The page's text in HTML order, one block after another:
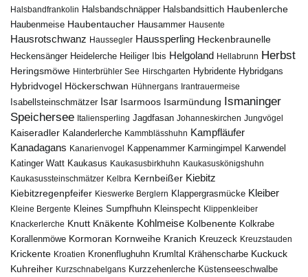
Halsbandfrankolin Halsbandschnäpper Halsbandsittich Haubenlerche
Haubenmeise Haubentaucher Hausammer Hausente
Hausrotschwanz Haussegler Haussperling Heckenbraunelle
Heckensänger Heidelerche Heiliger Ibis Helgoland Hellabrunn Herbst
Heringsmöwe Hinterbrühler See Hirschgarten Hybridente Hybridgans
Hybridvogel Höckerschwan Hühnergans Irantrauermeise
Isabellsteinschmätzer Isar Isarmoos Isarmündung Ismaninger
Speichersee Italiensperling Jagdfasan Johanneskirchen Jungvögel
Kaiseradler Kalanderlerche Kammblässhuhn Kampfläufer
Kanadagans Kanarienvogel Kappenammer Karmingimpel Karwendel
Katinger Watt Kaukasus Kaukasusbirkhuhn Kaukasuskönigshuhn
Kaukasussteinschmätzer Kelbra Kernbeißer Kiebitz
Kiebitzregenpfeifer Kieswerke Berglern Klappergrasmücke Kleiber
Kleine Bergente Kleines Sumpfhuhn Kleinspecht Klippenkleiber
Knackerlerche Knutt Knäkente Kohlmeise Kolbenente Kolkrabe
Korallenmöwe Kormoran Kornweihe Kranich Kreuzeck Kreuzstauden
Krickente Kroatien Kronenflughuhn Krumltal Krähenscharbe Kuckuck
Kuhreiher Kurzschnabelgans Kurzzehenlerche Küstenseeschwalbe